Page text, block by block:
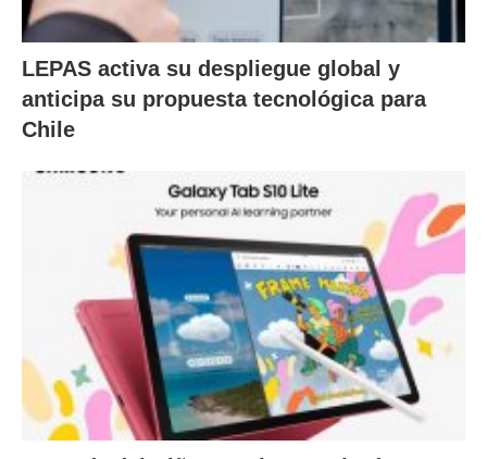
LEPAS activa su despliegue global y
anticipa su propuesta tecnológica para
Chile